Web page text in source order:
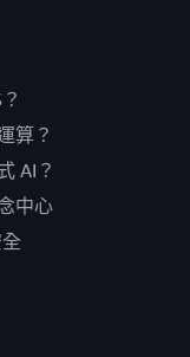
算？
AI？
中心